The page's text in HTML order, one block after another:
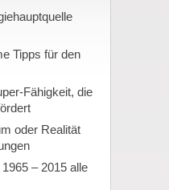
Tipps für den
Fähigkeit, die
oder Realität
– 2015 alle